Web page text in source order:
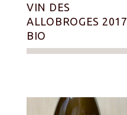
VIN DES
ALLOBROGES 2017
BIO